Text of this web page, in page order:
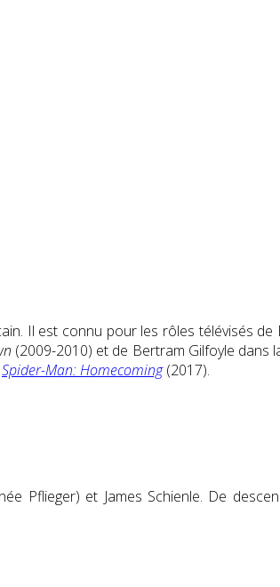
Il est connu pour les rôles télévisés
(2009-2010) et de Bertram Gilfoyle dans
Spider-Man: Homecoming(2017).
Pflieger) et James Schienle. De